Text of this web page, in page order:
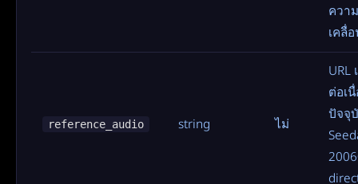
ควา
เคลื่
reference_audio string ไม่
URL
ต่อเ
ปัจจุ